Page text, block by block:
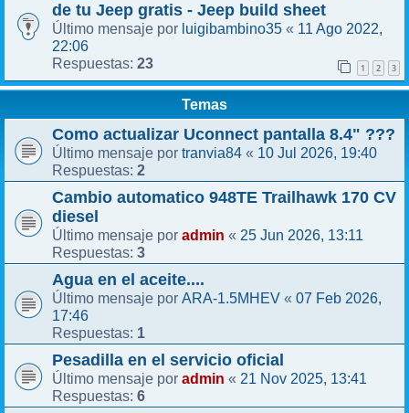
de tu Jeep gratis - Jeep build sheet
Último mensaje por luigibambino35 « 11 Ago 2022,
22:06
Respuestas: 23 1 2 3
Temas
Como actualizar Uconnect pantalla 8.4" ???
Último mensaje por tranvia84 « 10 Jul 2026, 19:40
Respuestas: 2
Cambio automatico 948TE Trailhawk 170 CV
diesel
Último mensaje por admin « 25 Jun 2026, 13:11
Respuestas: 3
Agua en el aceite....
Último mensaje por ARA-1.5MHEV « 07 Feb 2026,
17:46
Respuestas: 1
Pesadilla en el servicio oficial
Último mensaje por admin « 21 Nov 2025, 13:41
Respuestas: 6